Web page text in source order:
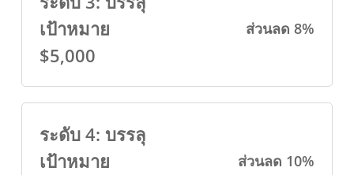
เป้าหมาย
$5,000
ส่วนลด 8%
ระดับ 4: บรรลุ
เป้าหมาย
ส่วนลด 10%